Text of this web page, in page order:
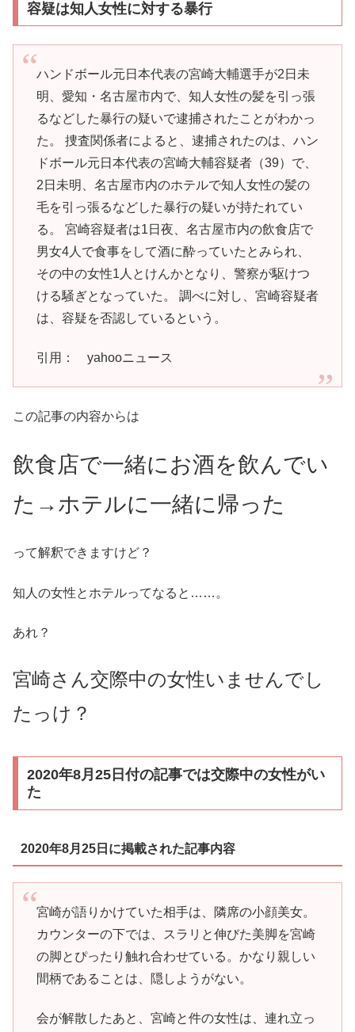
容疑は知人女性に対する暴行
ハンドボール元日本代表の宮崎大輔選手が2日未
明、愛知・名古屋市内で、知人女性の髪を引っ張
るなどした暴行の疑いで逮捕されたことがわかっ
た。 捜査関係者によると、逮捕されたのは、ハン
ドボール元日本代表の宮崎大輔容疑者（39）で、
2日未明、名古屋市内のホテルで知人女性の髪の
毛を引っ張るなどした暴行の疑いが持たれてい
る。 宮崎容疑者は1日夜、名古屋市内の飲食店で
男女4人で食事をして酒に酔っていたとみられ、
その中の女性1人とけんかとなり、警察が駆けつ
ける騒ぎとなっていた。 調べに対し、宮崎容疑者
は、容疑を否認しているという。
引用： yahooニュース
この記事の内容からは
飲食店で一緒にお酒を飲んでい
た→ホテルに一緒に帰った
って解釈できますけど？
知人の女性とホテルってなると……。
あれ？
宮崎さん交際中の女性いませんでし
たっけ？
2020年8月25日付の記事では交際中の女性がい
た
2020年8月25日に掲載された記事内容
宮崎が語りかけていた相手は、隣席の小顔美女。
カウンターの下では、スラリと伸びた美脚を宮崎
の脚とぴったり触れ合わせている。かなり親しい
間柄であることは、隠しようがない。
会が解散したあと、宮崎と件の女性は、連れ立っ